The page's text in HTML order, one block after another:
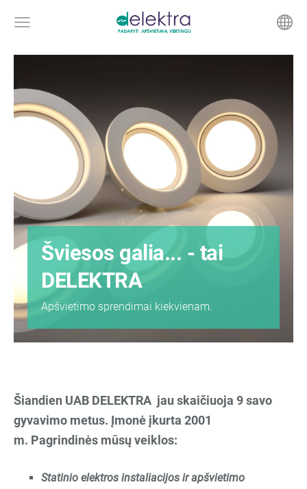
Šviesos galia... - tai
DELEKTRA
Apšvietimo sprendimai kiekvienam.
Šiandien UAB DELEKTRA jau skaičiuoja 9 savo
gyvavimo metus. Įmonė įkurta 2001
m. Pagrindinės mūsų veiklos:
Statinio elektros instaliacijos ir apšvietimo